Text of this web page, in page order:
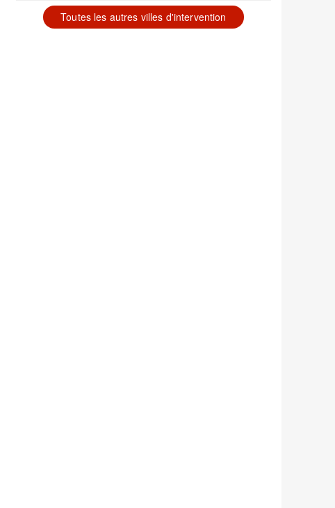
Toutes les autres villes d'intervention